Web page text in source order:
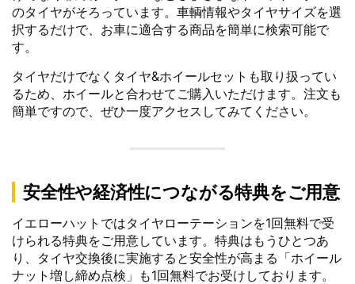
のタイヤがそろっています。車輌情報やタイヤサイズを選
択するだけで、お車に適合する商品を簡単に検索可能で
す。
タイヤだけでなくタイヤ&ホイールセットも取り扱ってい
るため、ホイールと合わせてご購入いただけます。注文も
簡単ですので、ぜひ一度アクセスしてみてください。
安全性や経済性につながる特典をご用意
イエローハットではタイヤローテーションを1回無料で受
けられる特典をご用意しています。特典はもうひとつあ
り、タイヤ交換後に実施すると安全性が高まる「ホイール
ナット増し締め点検」も1回無料でお受けしております。